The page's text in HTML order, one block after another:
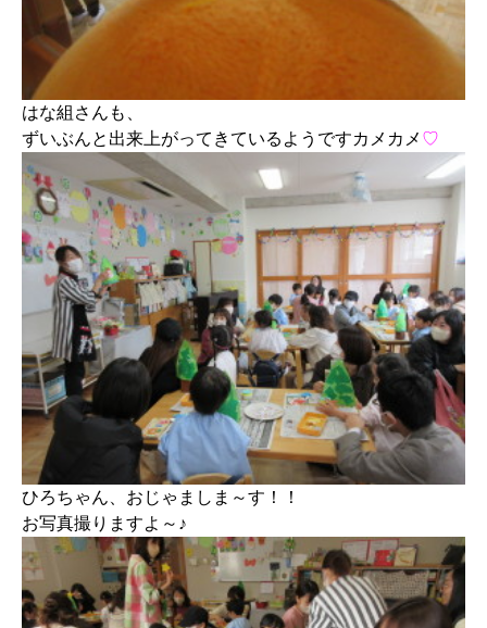
はな組さんも、
ずいぶんと出来上がってきているようですカメカメ ♡
ひろちゃん、おじゃましま～す！！
お写真撮りますよ～♪